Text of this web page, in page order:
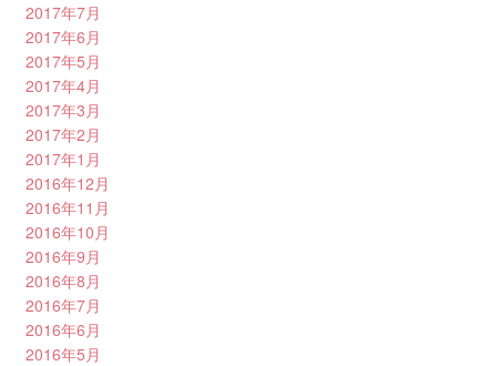
2017年7月
2017年6月
2017年5月
2017年4月
2017年3月
2017年2月
2017年1月
2016年12月
2016年11月
2016年10月
2016年9月
2016年8月
2016年7月
2016年6月
2016年5月